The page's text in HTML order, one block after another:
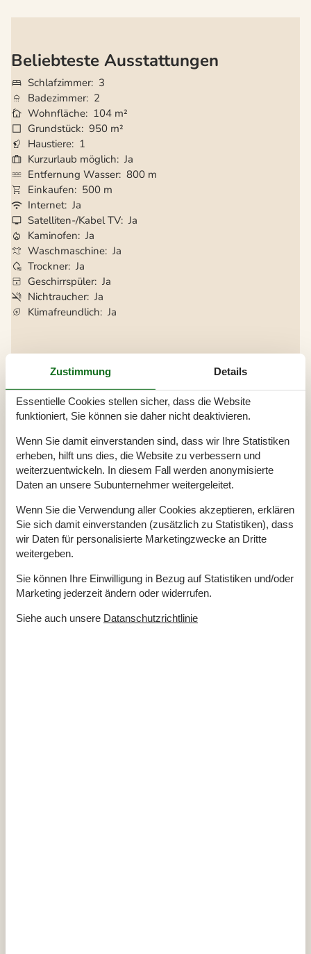
Beliebteste Ausstattungen
Schlafzimmer 3
Badezimmer 2
Wohnfläche 104 m²
Grundstück 950 m²
Haustiere 1
Kurzurlaub möglich Ja
Entfernung Wasser 800 m
Einkaufen
500 m
Internet Ja
Satelliten-/Kabel TV Ja
Kaminofen Ja
Waschmaschine Ja
Trockner Ja
Geschirrspüler Ja
Nichtraucher Ja
Klimafreundlich Ja
Gesamte Ausstattung
Bitte beachten
Keine Arbeiter auf Anfrage
Keine Jugendgruppen auf Anfrage
Draußen
Geschäft 500 m
Grill 1
Größe des Grundstücks 950 m²
Naturstandort
Parkplatz beim Haus
Schaukel
Terrasse
Überdachte Terrasse
Einrichtung
Anzahl Erwachsene inkl. 4-11 Jahre 5
Baujahr 1977
Zustimmung Details
Essentielle Cookies stellen sicher, dass die Website
funktioniert, Sie können sie daher nicht deaktivieren.
Wenn Sie damit einverstanden sind, dass wir Ihre Statistiken
erheben, hilft uns dies, die Website zu verbessern und
weiterzuentwickeln. In diesem Fall werden anonymisierte
Daten an unsere Subunternehmer weitergeleitet.
Wenn Sie die Verwendung aller Cookies akzeptieren, erklären
Sie sich damit einverstanden (zusätzlich zu Statistiken), dass
wir Daten für personalisierte Marketingzwecke an Dritte
weitergeben.
Sie können Ihre Einwilligung in Bezug auf Statistiken und/oder
Marketing jederzeit ändern oder widerrufen.
Siehe auch unsere Datanschutzrichtlinie